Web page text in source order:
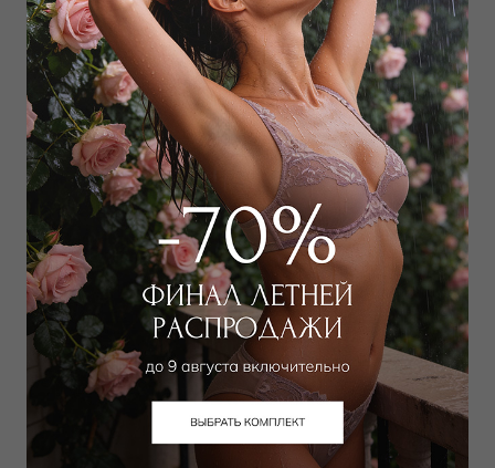
Выбрать размер Выбрать размер
Рубашка
23 400
Выбрать размер